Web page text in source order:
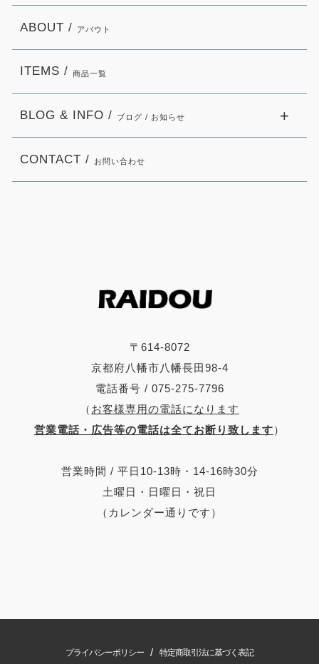
〒614-8072
京都府八幡市八幡長田98-4
電話番号 / 075-275-7796
（ お客様専用の電話になります
営業電話・広告等の電話は全てお断り致します）
営業時間 / 平日10-13時・14-16時30分
土曜日・日曜日・祝日
（カレンダー通りです）
ABOUT / アバウト
ITEMS / 商品一覧
BLOG & INFO / ブログ / お知らせ
CONTACT / お問い合わせ
プライバシーポリシー / 特定商取引法に基づく表記